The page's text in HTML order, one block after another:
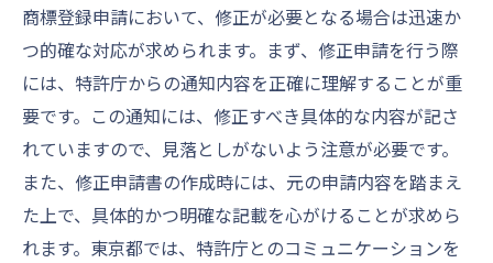
商標登録申請において、修正が必要となる場合は迅速か
つ的確な対応が求められます。まず、修正申請を行う際
には、特許庁からの通知内容を正確に理解することが重
要です。この通知には、修正すべき具体的な内容が記さ
れていますので、見落としがないよう注意が必要です。
また、修正申請書の作成時には、元の申請内容を踏まえ
た上で、具体的かつ明確な記載を心がけることが求めら
れます。東京都では、特許庁とのコミュニケーションを